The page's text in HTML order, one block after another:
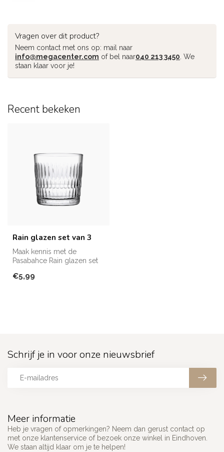
Vragen over dit product?
Neem contact met ons op: mail naar
info@megacenter.com of bel naar040 213 3450 . We
staan klaar voor je!
Recent bekeken
Rain glazen set van 3
Maak kennis met de
Pasabahce Rain glazen set
combinatie van ...
€5,99
Meer informatie
Heb je vragen of opmerkingen? Neem dan gerust contact op
met onze klantenservice of bezoek onze winkel in Eindhoven.
We staan altijd klaar om je te helpen!
Schrijf je in voor onze nieuwsbrief